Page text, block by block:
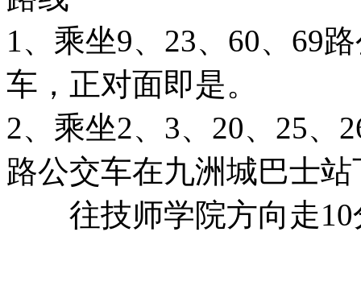
1、乘坐9、23、60、69
车，正对面即是。
2、乘坐2、3、20、25、
路公交车在九洲城巴士站
往技师学院方向走10